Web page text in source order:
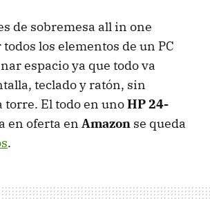
de sobremesa all in one
los elementos de un PC
espacio ya que todo va
teclado y ratón, sin
torre. El todo en unoHP 24-
en oferta en Amazon se queda
.